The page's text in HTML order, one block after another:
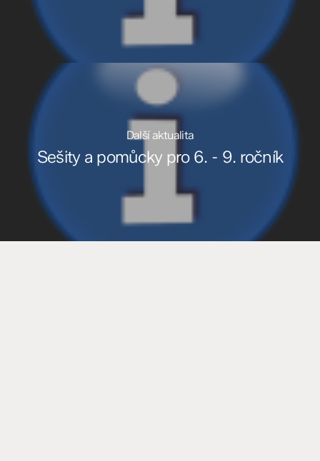
Další aktualita
Sešity a pomůcky pro 6. - 9. ročník